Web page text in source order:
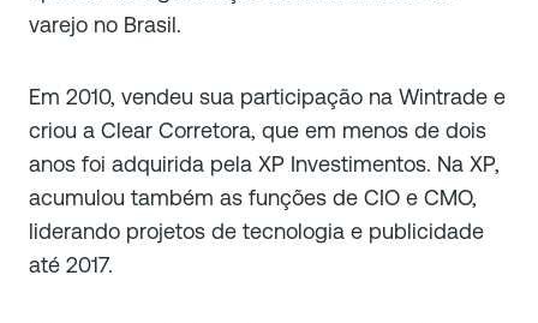
varejo no Brasil.
Em 2010, vendeu sua participação na Wintrade e
criou a Clear Corretora, que em menos de dois
anos foi adquirida pela XP Investimentos. Na XP,
acumulou também as funções de CIO e CMO,
liderando projetos de tecnologia e publicidade
até 2017.